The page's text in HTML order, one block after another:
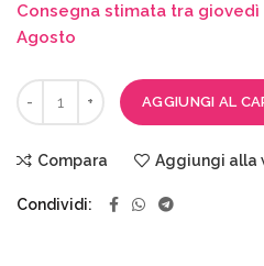
Consegna stimata tra
Agosto
AGGIUNGI AL
Compara Aggiungi alla
Condividi